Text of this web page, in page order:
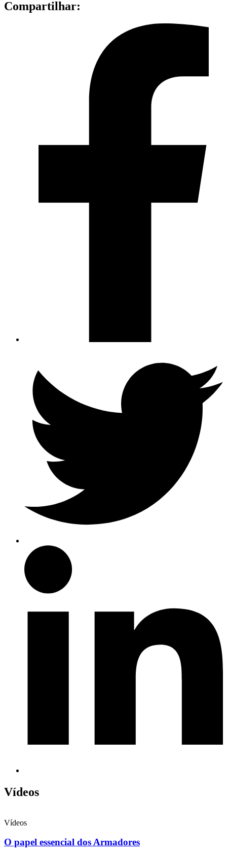
Compartilhar:
Vídeos
Vídeos
O papel essencial dos Armadores